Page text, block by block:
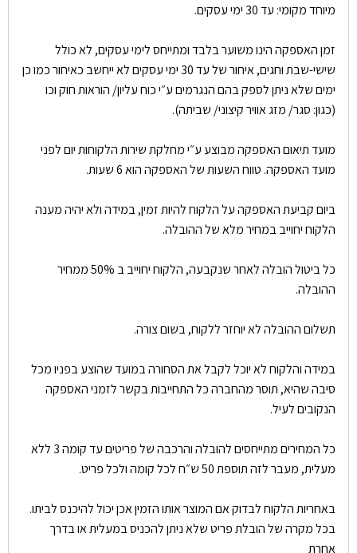
מיוחד מקומי: עד 30 ימי עסקים.
זמן האספקה הינו משוער בלבד ומתייחס לימי עסקים, לא כולל
שישי-שבת וחגים, איחור של עד 30 ימי עסקים לא ייחשב כאיחור כמו כן
ימים שלא ניתן לספק בהם הנגרמים ע״י כוח עליון/ הוראות חוק וכו
(כגון: סגר/ מזג אוויר קיצוני/ שביתה).
מועד תיאום האספקה מבוצע ע״י מחלקת שירות הלקוחות יום לפני
מועד האספקה. טווח השעות של האספקה הוא 6 שעות.
ביום קביעת האספקה על הלקוח להיות זמין, במידה ולא יהיה מענה
הלקוח יחוייב במחיר מלא של ההובלה.
כל ביטול הובלה לאחר שנקבעה, הלקוח יחוייב ב 50% ממחיר
ההובלה.
תשלום ההובלה לא יוחזר ללקוח, בשום צורה.
במידה והלקוח לא יוכל לקבל את הסחורה במועד שהוצע בפניו מכל
סיבה שהיא, תוסר מהחברה כל התחייבות בקשר לזמני האספקה
הנקובים לעיל.
כל המחירים מתייחסים להובלה והרכבה של פריטים עד קומה 3 ללא
מעלית, מעבר לזה תוספת 50 ש״ח לכל קומה ולכל פריט.
באחריות הלקוח לבדוק אם המוצר אותו הזמין אכן יכול להיכנס לביתו.
בכל מקרה של הובלת פריט שלא ניתן להכניס במעלית או בדרך
אחרת